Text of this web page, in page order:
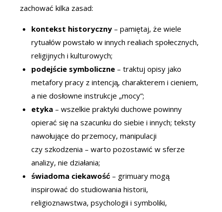
zachować kilka zasad:
kontekst historyczny– pamiętaj, że wiele
rytuałów powstało w innych realiach społecznych,
religijnych i kulturowych;
podejście symboliczne– traktuj opisy jako
metafory pracy z intencją, charakterem i cieniem,
a nie dosłowne instrukcje „mocy”;
etyka– wszelkie praktyki duchowe powinny
opierać się na szacunku do siebie i innych; teksty
nawołujące do przemocy, manipulacji
czy szkodzenia – warto pozostawić w sferze
analizy, nie działania;
świadoma ciekawość– grimuary mogą
inspirować do studiowania historii,
religioznawstwa, psychologii i symboliki,